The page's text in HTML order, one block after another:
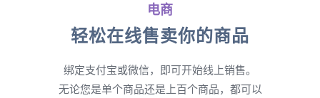
电商
轻松在线售卖你的商品
绑定支付宝或微信，即可开始线上销售。
无论您是单个商品还是上百个商品，都可以